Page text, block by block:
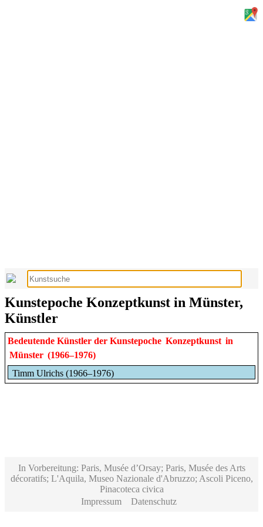
Kunstepoche Konzeptkunst in Münster,
Künstler
Bedeutende Künstler der Kunstepoche Konzeptkunst in
Münster (1966–1976)
Timm Ulrichs (1966–1976)
In Vorbereitung: Paris, Musée d’Orsay; Paris, Musée des Arts
décoratifs; L'Aquila, Museo Nazionale d'Abruzzo; Ascoli Piceno,
Pinacoteca civica
Impressum
Datenschutz